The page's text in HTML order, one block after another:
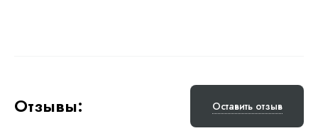
Отзывы: Оставить отзыв